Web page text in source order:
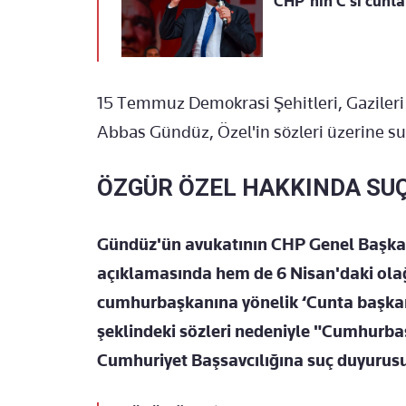
15 Temmuz Demokrasi Şehitleri,
Abbas Gündüz, Özel'in sözleri üzerine
ÖZGÜR ÖZEL HAKKINDA
Gündüz'ün avukatının CHP Genel
açıklamasında hem de 6 Nisan'daki
cumhurbaşkanına yönelik ‘Cunta
şeklindeki sözleri nedeniyle
Cumhuriyet Başsavcılığına suç